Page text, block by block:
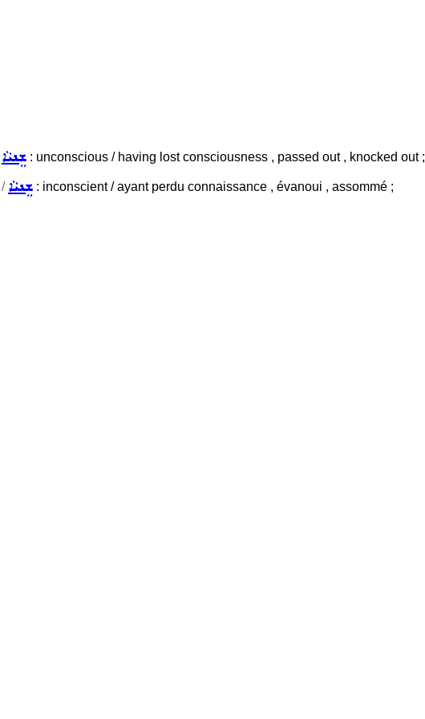
ܫܸܢܝܵܐ : unconscious / having lost consciousness , passed out , knocked out ;
/ܫܸܢܝܵܐ : inconscient / ayant perdu connaissance , évanoui , assommé ;